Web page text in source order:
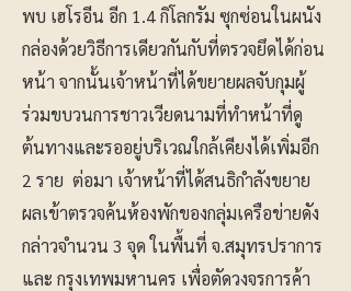
พบ เฮโรอีน อีก 1.4 กิโลกรัม ซุกซ่อนในผนัง
กล่องด้วยวิธีการเดียวกันกับที่ตรวจยึดได้ก่อน
หน้า จากนั้นเจ้าหน้าที่ได้ขยายผลจับกุมผู้
ร่วมขบวนการชาวเวียดนามที่ทำหน้าที่ดู
ต้นทางและรออยู่บริเวณใกล้เคียงได้เพิ่มอีก
2 ราย ต่อมา เจ้าหน้าที่ได้สนธิกำลังขยาย
ผลเข้าตรวจค้นห้องพักของกลุ่มเครือข่ายดัง
กล่าวจำนวน 3 จุด ในพื้นที่ จ.สมุทรปราการ
และ กรุงเทพมหานคร เพื่อตัดวงจรการค้า